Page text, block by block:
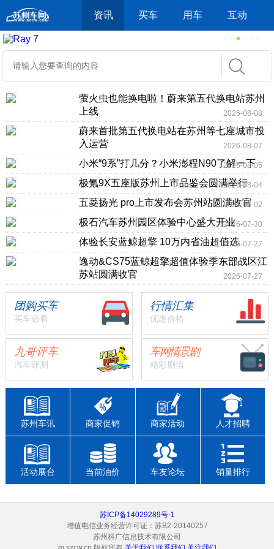
资讯 买车 用车 互动
萤火虫也能换电啦！蔚来第五代换电站苏州
上线
2026-08-08
蔚来首批第五代换电站在苏州等七座城市投
入运营
2026-08-07
小米“9系”打几分？小米澎程N90了解一下
2026-08-05
极氪9X五座版苏州上市品鉴会圆满举行
2026-08-04
五菱扬光 pro上市发布会苏州站圆满收官
2026-08-02
极石汽车苏州园区体验中心盛大开业2026-07-30
体验长安蓝鲸超擎 10万内省油超值选2026-07-27
逸动&CS75蓝鲸超擎超值体验季东部战区江
苏站圆满收官
2026-07-27
团购买车
买车必看
行情汇集
优惠价格
九哥评车
汽车评测
车网情景剧
精彩剧情
苏州车讯 商家促销 商家活动 人才招聘
活动展台 当前油价 车友论坛 销量排行
苏ICP备14029289号-1
增值电信业务经营许可证：苏B2-20140257
苏州科广信息技术有限公司